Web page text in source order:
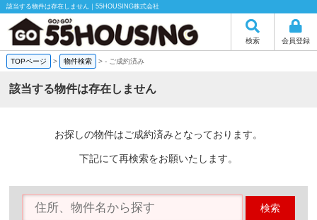
該当する物件は存在しません｜55HOUSING株式会社
検索 会員登録
TOPページ > 物件検索 >- ご成約済み
該当する物件は存在しません
お探しの物件はご成約済みとなっております。
下記にて再検索をお願いたします。
検索